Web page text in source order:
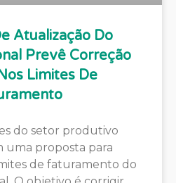
Atualização Do
Prevê Correção
Limites De
do setor produtivo
uma proposta para
de faturamento do